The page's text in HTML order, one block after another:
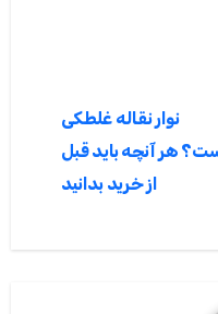
نوار نقاله غلطکی
هر آنچه باید قبل
از خرید بدانید